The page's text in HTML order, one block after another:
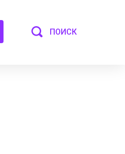
ПОИСК